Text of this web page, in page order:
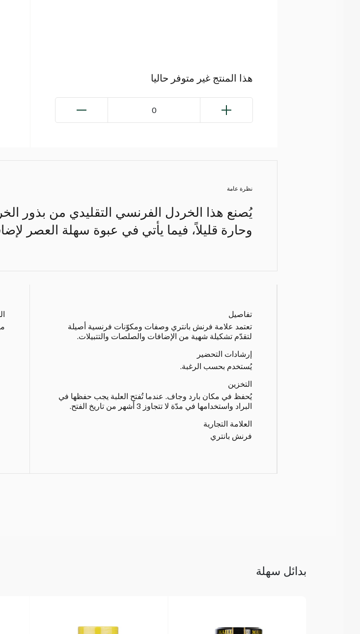
هذا المنتج غير متوفر حاليا
0
نظرة عامة
يُصنع هذا الخردل الفرنسي التقليدي من بذور
وحارة قليلاً، فيما يأتي في عبوة سهلة العصر
تفاصيل
تعتمد علامة فرنش بانتري وصفات ومكوّنات فرنسية أصيلة
لتقدّم تشكيلة شهية من الإضافات والصلصات والتتبيلات.
إرشادات التحضير
يُستخدم بحسب الرغبة.
التخزين
يُحفظ في مكان بارد وجاف. عندما تُفتح العلبة يجب حفظها في
البراد واستخدامها في مدّة لا تتجاوز 3 أشهر من تاريخ الفتح.
العلامة التجارية
فرنش بانتري
بدائل سهلة